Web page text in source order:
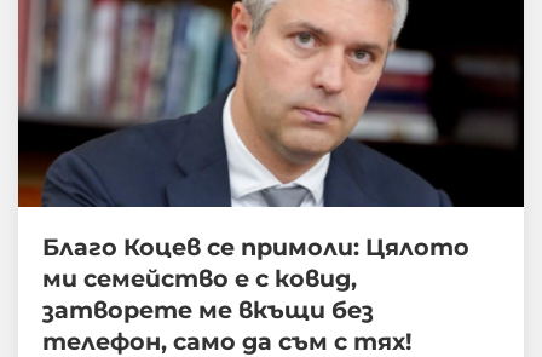
Благo Коцев се примоли: Цялото
ми семейство е с ковид,
затворете ме вкъщи без
телефон, само да съм с тях!